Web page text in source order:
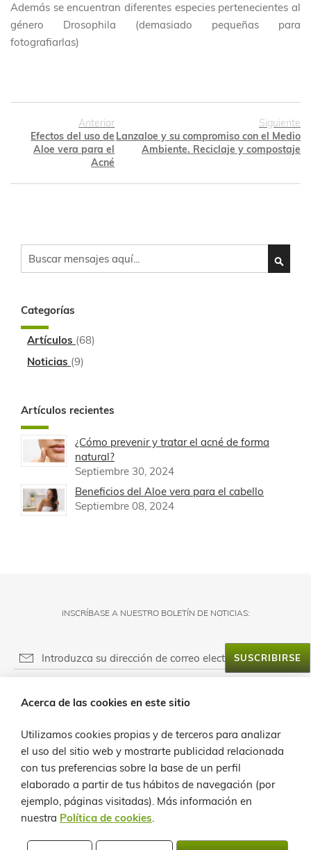
Además se encuentran diferentes especies pertenecientes al
género Drosophila (demasiado pequeñas para
fotografiarlas)
Anterior
Efectos del uso de
Aloe vera para el
Acné
Siguiente
Lanzaloe y su compromiso con el Medio
Ambiente. Reciclaje y compostaje
Categorías
Artículos (68)
Noticias (9)
Artículos recientes
¿Cómo prevenir y tratar el acné de forma
natural?
Septiembre 30, 2024
Beneficios del Aloe vera para el cabello
Septiembre 08, 2024
INSCRÍBASE A NUESTRO BOLETÍN DE NOTICIAS:
FINALIDAD:
LEGITIMACIÓN:
PROVEEDOR DE MENSAJERÍA ONLINE:
DESTINATARIOS:
DERECHOS:
POLÍTICA DE PRIVACIDAD
SUSCRIBIRSE
SERVICIO AL CLIENTE
CONTACTO
Acerca de las cookies en este sitio
Utilizamos cookies propias y de terceros para analizar
el uso del sitio web y mostrarte publicidad relacionada
con tus preferencias sobre la base de un perfil
elaborado a partir de tus hábitos de navegación (por
ejemplo, páginas visitadas). Más información en
nuestra Política de cookies.